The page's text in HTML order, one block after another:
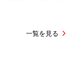
一覧を見る